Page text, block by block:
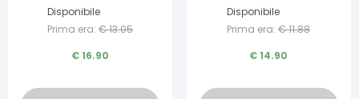
Disponibile
Prima era: €13.05
€16.90
ACIDO IALURONICO
20X5 ML
Disponibile
Prima era: €11.88
€14.90